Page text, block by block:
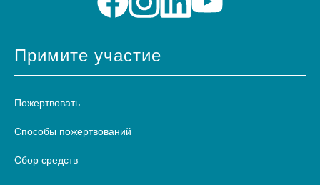
Примите участие
Пожертвовать
Способы пожертвований
Сбор средств